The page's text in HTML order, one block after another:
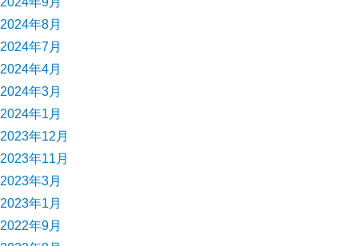
2024年8月
2024年7月
2024年4月
2024年3月
2024年1月
2023年12月
2023年11月
2023年3月
2023年1月
2022年9月